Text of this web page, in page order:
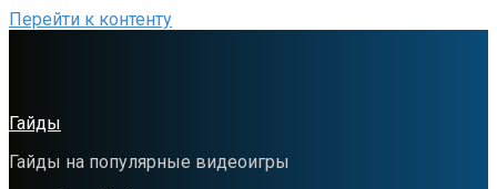
Перейти к контенту
Гайды
Гайды на популярные видеоигры